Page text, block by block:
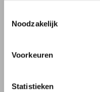
Noodzakelijk
Voorkeuren
Statistieken
Tonen